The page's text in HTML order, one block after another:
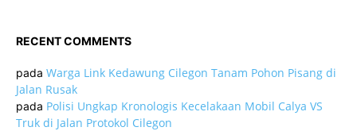
RECENT COMMENTS
pada Warga Link Kedawung Cilegon Tanam Pohon Pisang di
Jalan Rusak
pada Polisi Ungkap Kronologis Kecelakaan Mobil Calya VS
Truk di Jalan Protokol Cilegon